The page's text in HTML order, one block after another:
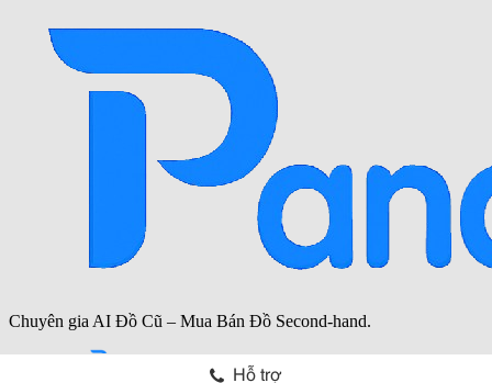
Hỗ trợ